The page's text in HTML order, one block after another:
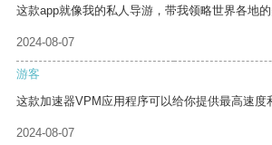
这款app就像我的私人导游，带我领略世界各地的
2024-08-07
游客
这款加速器VPM应用程序可以给你提供最高速度
2024-08-07